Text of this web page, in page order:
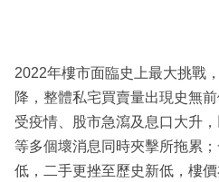
2022年樓市面臨史上最大挑戰
降，整體私宅買賣量出現史無
受疫情、股市急瀉及息口大升
等多個壞消息同時夾擊所拖累
低，二手更挫至歷史新低，樓